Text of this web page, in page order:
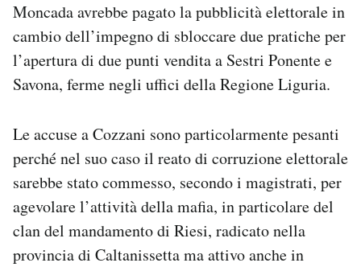
Moncada avrebbe pagato la pubblicità elettorale in
cambio dell’impegno di sbloccare due pratiche per
l’apertura di due punti vendita a Sestri Ponente e
Savona, ferme negli uffici della Regione Liguria.
Le accuse a Cozzani sono particolarmente pesanti
perché nel suo caso il reato di corruzione elettorale
sarebbe stato commesso, secondo i magistrati, per
agevolare l’attività della mafia, in particolare del
clan del mandamento di Riesi, radicato nella
provincia di Caltanissetta ma attivo anche in